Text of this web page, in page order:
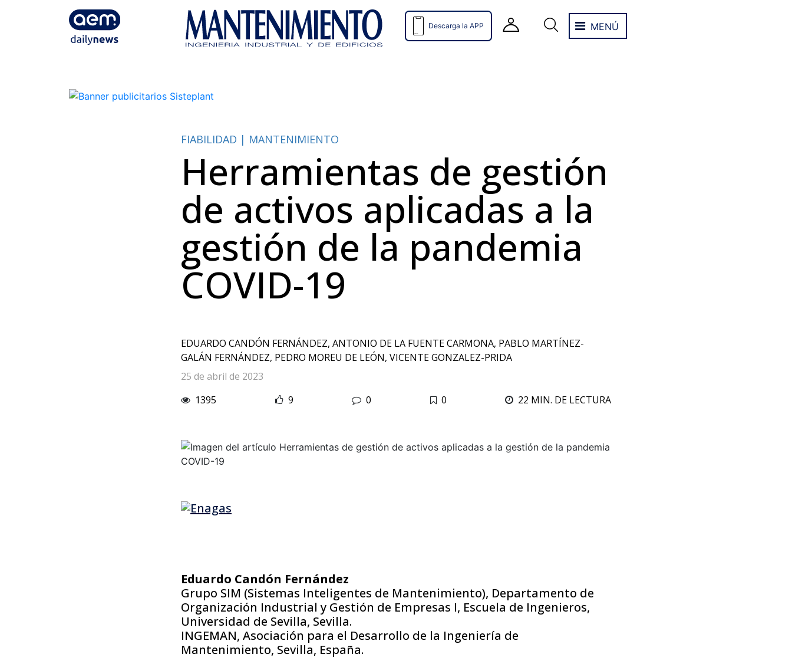
Descarga la APP MENÚ
FIABILIDAD | MANTENIMIENTO
Herramientas de gestión
de activos aplicadas a la
gestión de la pandemia
COVID-19
EDUARDO CANDÓN FERNÁNDEZ, ANTONIO DE LA FUENTE CARMONA, PABLO MARTÍNEZ-
GALÁN FERNÁNDEZ, PEDRO MOREU DE LEÓN, VICENTE GONZALEZ-PRIDA
25 de abril de 2023
1395
9 0 0 22 MIN. DE LECTURA
Eduardo Candón Fernández
Grupo SIM (Sistemas Inteligentes de Mantenimiento), Departamento de
Organización Industrial y Gestión de Empresas I, Escuela de Ingenieros,
Universidad de Sevilla, Sevilla.
INGEMAN, Asociación para el Desarrollo de la Ingeniería de
Mantenimiento, Sevilla, España.